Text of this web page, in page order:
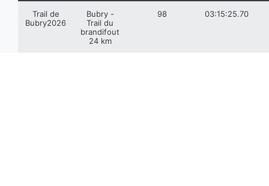
Trail de
Bubry2026
Bubry -
Trail du
brandifout
24 km
98 03:15:25.70